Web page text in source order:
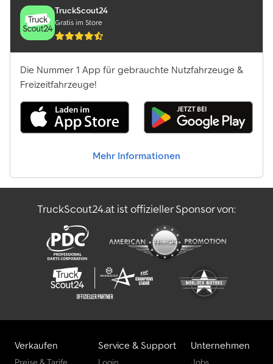
TruckScout24
Gratis im Store
Die Nummer 1 App für gebrauchte Nutzfahrzeuge &
Freizeitfahrzeuge!
Mehr Informationen
TruckScout24.at ist offizieller Sponsor von:
Verkaufen Service & Support Unternehmen